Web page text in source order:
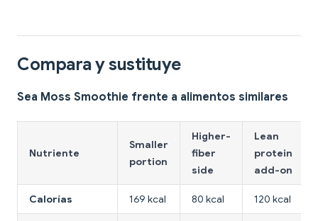
Compara y sustituye
Sea Moss Smoothie frente a alimentos similares
Nutriente
Smaller
portion
Higher-
fiber
side
Lean
protein
add-on
Calorías 169 kcal 80 kcal 120 kcal